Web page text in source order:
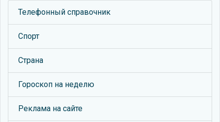
Телефонный справочник
Спорт
Страна
Гороскоп на неделю
Реклама на сайте